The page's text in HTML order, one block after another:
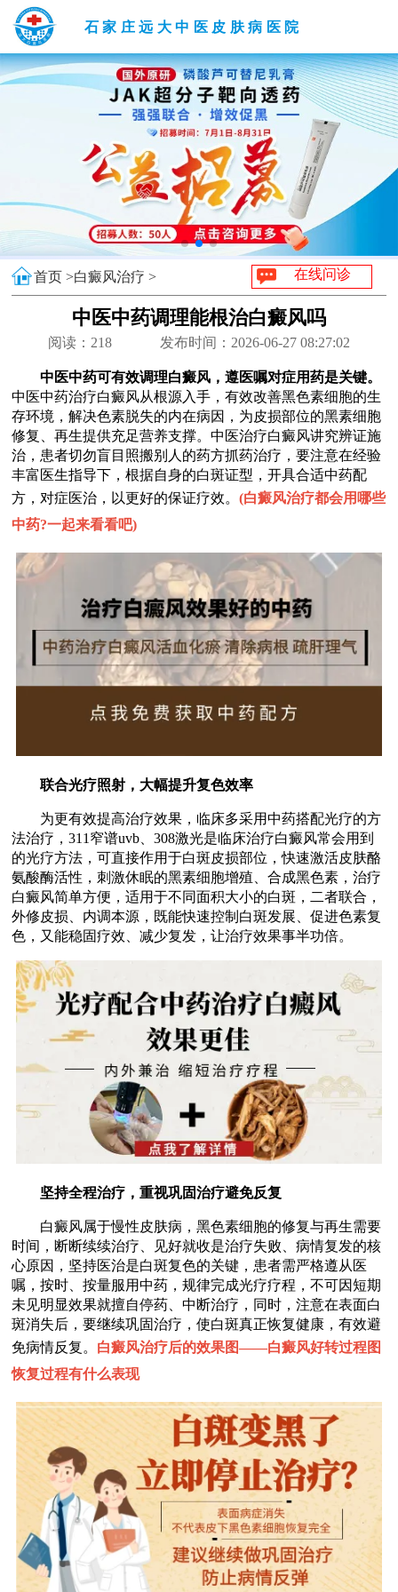
石家庄远大中医皮肤病医院
首页 >白癜风治疗 > 在线问诊
中医中药调理能根治白癜风吗
阅读： 218 发布时间：2026-06-27 08:27:02
中医中药可有效调理白癜风，遵医嘱对症用药是关键。
中医中药治疗白癜风从根源入手，有效改善黑色素细胞的生
存环境，解决色素脱失的内在病因，为皮损部位的黑素细胞
修复、再生提供充足营养支撑。中医治疗白癜风讲究辨证施
治，患者切勿盲目照搬别人的药方抓药治疗，要注意在经验
丰富医生指导下，根据自身的白斑证型，开具合适中药配
方，对症医治，以更好的保证疗效。(白癜风治疗都会用哪些
中药?一起来看看吧)
联合光疗照射，大幅提升复色效率
为更有效提高治疗效果，临床多采用中药搭配光疗的方
法治疗，311窄谱uvb、308激光是临床治疗白癜风常会用到
的光疗方法，可直接作用于白斑皮损部位，快速激活皮肤酪
氨酸酶活性，刺激休眠的黑素细胞增殖、合成黑色素，治疗
白癜风简单方便，适用于不同面积大小的白斑，二者联合，
外修皮损、内调本源，既能快速控制白斑发展、促进色素复
色，又能稳固疗效、减少复发，让治疗效果事半功倍。
坚持全程治疗，重视巩固治疗避免反复
白癜风属于慢性皮肤病，黑色素细胞的修复与再生需要
时间，断断续续治疗、见好就收是治疗失败、病情复发的核
心原因，坚持医治是白斑复色的关键，患者需严格遵从医
嘱，按时、按量服用中药，规律完成光疗疗程，不可因短期
未见明显效果就擅自停药、中断治疗，同时，注意在表面白
斑消失后，要继续巩固治疗，使白斑真正恢复健康，有效避
免病情反复。 白癜风治疗后的效果图——白癜风好转过程图
恢复过程有什么表现